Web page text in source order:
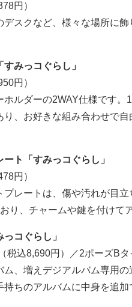
円）
デスクなど、様々な場所に
みっコぐらし」
円）
ホルダーの2WAY仕様です。
、お好きな組み合わせで
ト「すみっコぐらし」
円）
プレートは、傷や汚れが目
り、チャームや鍵を付けて
コぐらし」
税込8,690円）／2ポーズBタ
ム、増えデジアルバム専用
ちのアルバムに中身を追加